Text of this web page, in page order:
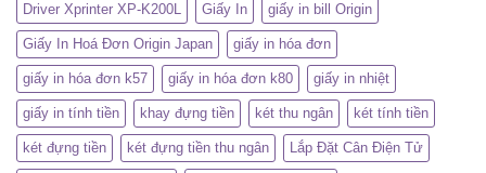
Driver Xprinter XP-K200L Giấy In giấy in bill Origin
Giấy In Hoá Đơn Origin Japan giấy in hóa đơn
giấy in hóa đơn k57 giấy in hóa đơn k80 giấy in nhiệt
giấy in tính tiền khay đựng tiền két thu ngân két tính tiền
két đựng tiền két đựng tiền thu ngân Lắp Đặt Cân Điện Tử